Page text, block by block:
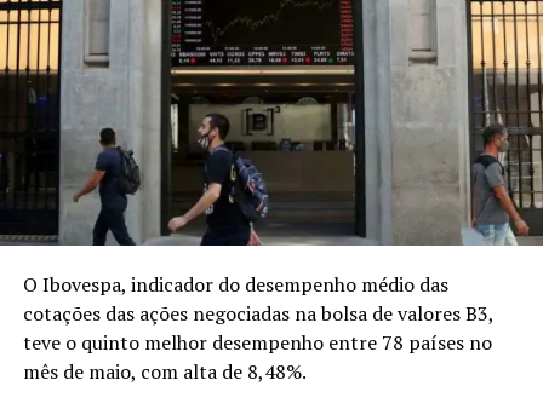
O Ibovespa, indicador do desempenho médio das
cotações das ações negociadas na bolsa de valores B3,
teve o quinto melhor desempenho entre 78 países no
mês de maio, com alta de 8,48%.